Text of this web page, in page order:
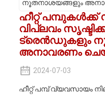
ഹീറ്റ് പമ്പുകൾക്ക്
വിപ്ലവം
ട്രെൻഡുകളും
അനാവരണം
2024-07-03
ഹീറ്റ് പമ്പ് വ്യവസായം